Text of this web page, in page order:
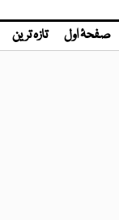
صفحۂ اول تازہ ترین